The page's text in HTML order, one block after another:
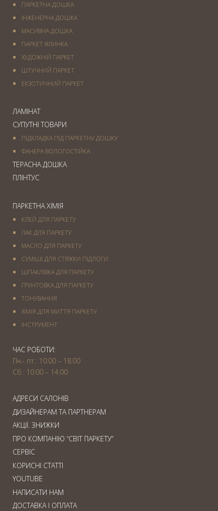
ПАРКЕТНА ДОШКА
ІНЖЕНЕРНА ДОШКА
МАСИВНА ДОШКА
ПАРКЕТ ЯЛИНКА
ХУДОЖНІЙ ПАРКЕТ
ШТУЧНИЙ ПАРКЕТ
ЕКЗОТИЧНИЙ ПАРКЕТ
ЛАМІНАТ
СУПУТНІ ТОВАРИ
ПІДКЛАДКА ПІД ПАРКЕТНУ ДОШКУ
ФАНЕРА ВОЛОГОСТІЙКА
ТЕРАСНА ДОШКА
ПЛІНТУС
ПАРКЕТНА ХІМІЯ
КЛЕЙ ДЛЯ ПАРКЕТУ
ЛАК ДЛЯ ПАРКЕТУ
МАСЛО ДЛЯ ПАРКЕТУ
СУМІШІ ДЛЯ СТЯЖКИ ПІДЛОГИ
ШПАКЛІВКА ДЛЯ ПАРКЕТУ
ГРУНТОВКА ДЛЯ ПАРКЕТУ
ТОНУВАННЯ
ХІМІЯ ДЛЯ МИТТЯ ПАРКЕТУ
IНСТРУМЕНТ
ЧАС РОБОТИ:
Пн.- пт.: 10:00 – 18:00
Сб.: 10:00 – 14:00
АДРЕСИ САЛОНІВ
ДИЗАЙНЕРАМ ТА ПАРТНЕРАМ
АКЦІЇ. ЗНИЖКИ
ПРО КОМПАНІЮ “СВІТ ПАРКЕТУ”
СЕРВІС
КОРИСНІ СТАТТІ
YOUTUBE
НАПИСАТИ НАМ
ДОСТАВКА І ОПЛАТА